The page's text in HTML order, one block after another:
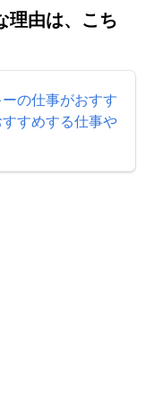
理由は、こち
の仕事がおすす
すめする仕事や